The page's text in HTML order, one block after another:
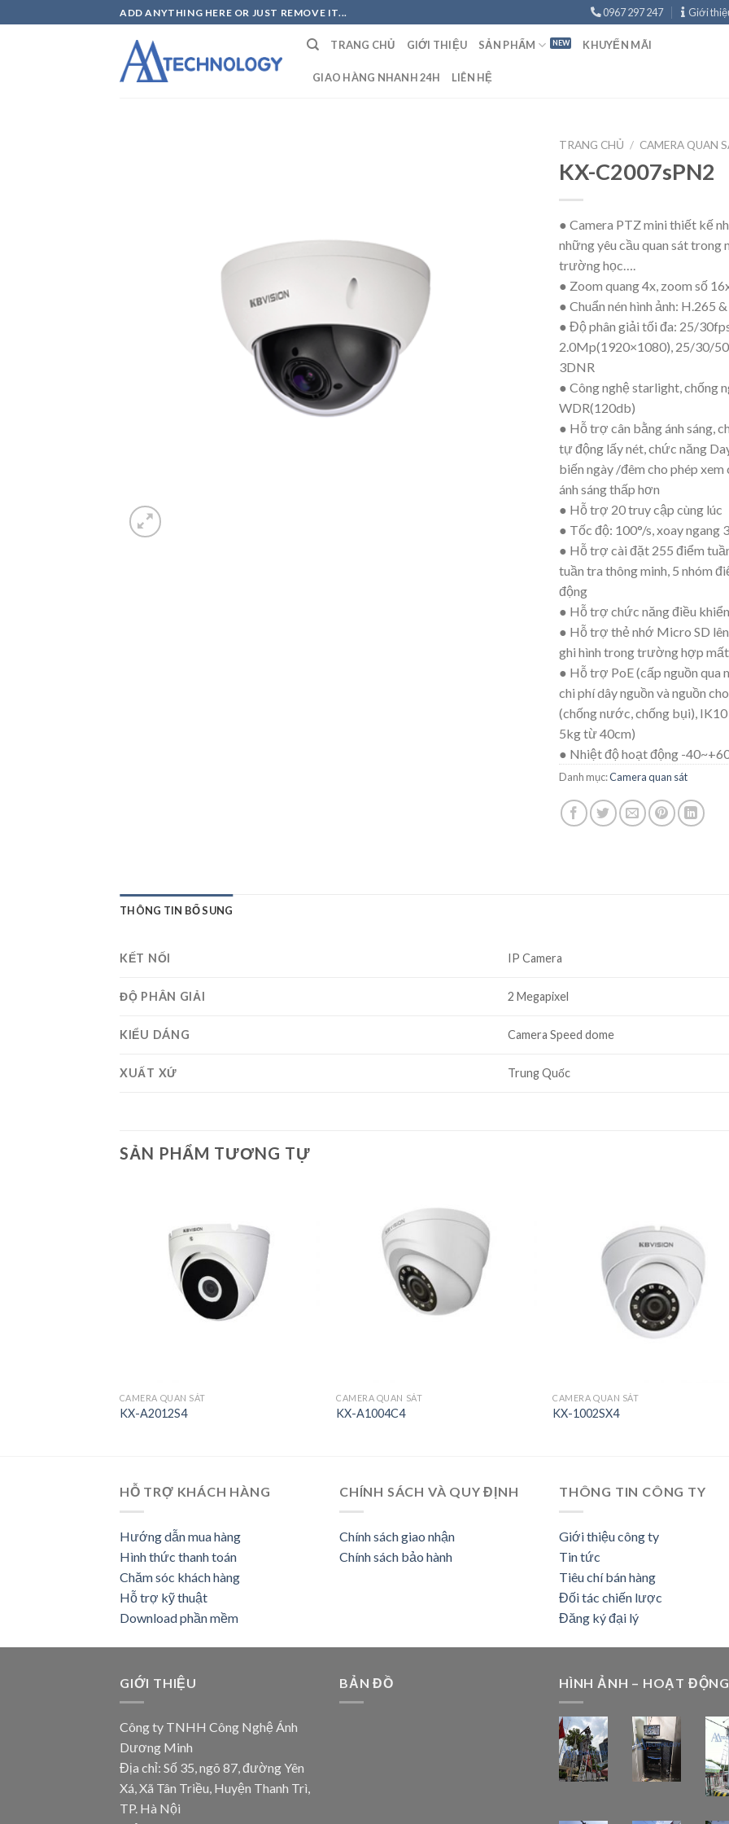
to
ADD ANYTHING HERE OR JUST REMOVE IT... 0967 297 247 Giới
TRANG CHỦ GIỚI THIỆU SẢN PHẨM KHUYẾN MÃI
GIAO HÀNG NHANH 24H LIÊN HỆ
TRANG CHỦ / CAMERA QUAN
KX-C2007sPN2
● Camera PTZ mini thiết kế
những yêu cầu quan sát trong
trường học….
● Zoom quang 4x, zoom số
● Chuẩn nén hình ảnh: H.265
● Độ phân giải tối đa: 25/
2.0Mp(1920×1080), 25/30/
3DNR
● Công nghệ starlight, chống
WDR(120db)
● Hỗ trợ cân bằng ánh sáng,
tự động lấy nét, chức năng
biến ngày /đêm cho phép
ánh sáng thấp hơn
● Hỗ trợ 20 truy cập cùng lúc
● Tốc độ: 100°/s, xoay ngang
● Hỗ trợ cài đặt 255 điểm
tuần tra thông minh, 5 nhóm
động
● Hỗ trợ chức năng điều
● Hỗ trợ thẻ nhớ Micro SD
ghi hình trong trường hợp
● Hỗ trợ PoE (cấp nguồn qua
chi phí dây nguồn và nguồn
(chống nước, chống bụi),
5kg từ 40cm)
● Nhiệt độ hoạt động -
Danh mục:Camera quan sát
THÔNG TIN BỔ SUNG
KẾT NỐI IP Camera
ĐỘ PHÂN GIẢI 2 Megapixel
KIỂU DÁNG Camera Speed dome
XUẤT XỨ Trung Quốc
SẢN PHẨM TƯƠNG TỰ
CAMERA QUAN SÁT
KX-A2012S4
CAMERA QUAN SÁT
KX-A1004C4
CAMERA QUAN SÁT
KX-1002SX4
HỖ TRỢ KHÁCH HÀNG
Hướng dẫn mua hàng
Hình thức thanh toán
Chăm sóc khách hàng
Hỗ trợ kỹ thuật
Download phần mềm
CHÍNH SÁCH VÀ QUY ĐỊNH
Chính sách giao nhận
Chính sách bảo hành
THÔNG TIN CÔNG TY
Giới thiệu công ty
Tin tức
Tiêu chí bán hàng
Đối tác chiến lược
Đăng ký đại lý
GIỚI THIỆU
Công ty TNHH Công Nghệ Ánh
Dương Minh
Địa chỉ: Số 35, ngõ 87, đường Yên
Xá, Xã Tân Triều, Huyện Thanh Trì,
TP. Hà Nội
BẢN ĐỒ HÌNH ẢNH – HOẠT